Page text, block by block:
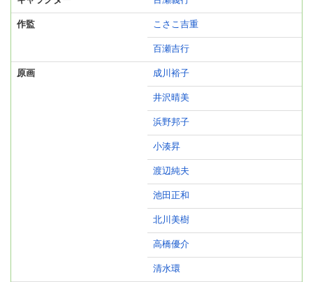
作監 こさこ吉重
百瀬吉行
原画 成川裕子
井沢晴美
浜野邦子
小湊昇
渡辺純夫
池田正和
北川美樹
高橋優介
清水環